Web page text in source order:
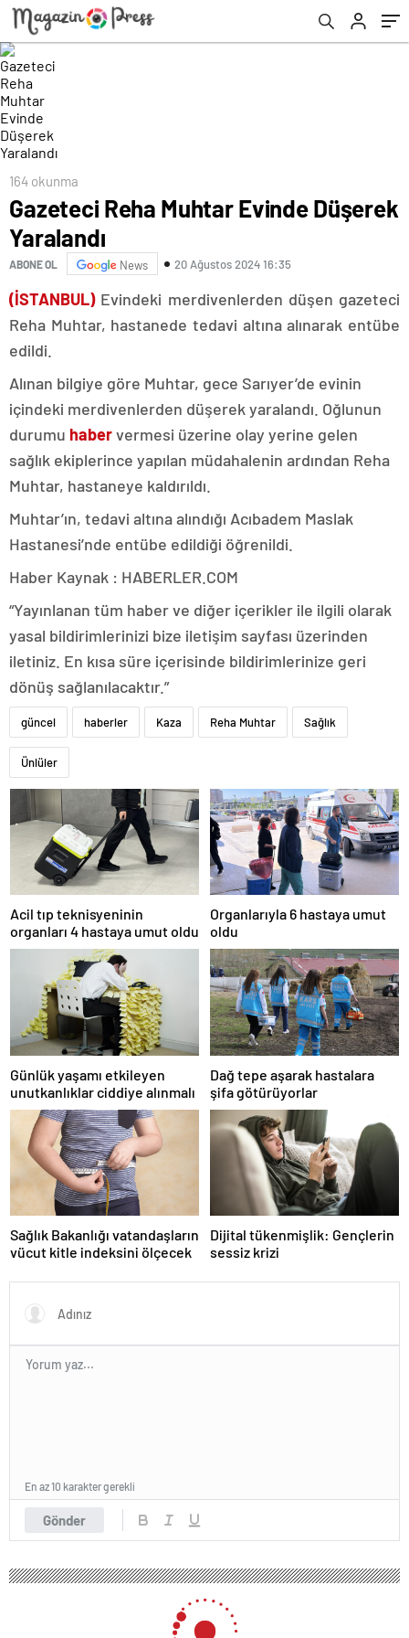
164 okunma
Gazeteci Reha Muhtar Evinde Düşerek
Yaralandı
ABONE OL News 20 Ağustos 2024 16:35
(İSTANBUL)Evindeki merdivenlerden düşen gazeteci
Reha Muhtar, hastanede tedavi altına alınarak entübe
edildi.
Alınan bilgiye göre Muhtar, gece Sarıyer’de evinin
içindeki merdivenlerden düşerek yaralandı. Oğlunun
durumu habervermesi üzerine olay yerine gelen
sağlık ekiplerince yapılan müdahalenin ardından Reha
Muhtar, hastaneye kaldırıldı.
Muhtar’ın, tedavi altına alındığı Acıbadem Maslak
Hastanesi’nde entübe edildiği öğrenildi.
Haber Kaynak : HABERLER.COM
“Yayınlanan tüm haber ve diğer içerikler ile ilgili olarak
yasal bildirimlerinizi bize iletişim sayfası üzerinden
iletiniz. En kısa süre içerisinde bildirimlerinize geri
dönüş sağlanılacaktır.”
güncel haberler Kaza Reha Muhtar Sağlık
Ünlüler
Acil tıp teknisyeninin
organları 4 hastaya umut oldu
Organlarıyla 6 hastaya umut
oldu
Günlük yaşamı etkileyen
unutkanlıklar ciddiye alınmalı
Dağ tepe aşarak hastalara
şifa götürüyorlar
Sağlık Bakanlığı vatandaşların
vücut kitle indeksini ölçecek
Dijital tükenmişlik: Gençlerin
sessiz krizi
Gönder
En az 10 karakter gerekli